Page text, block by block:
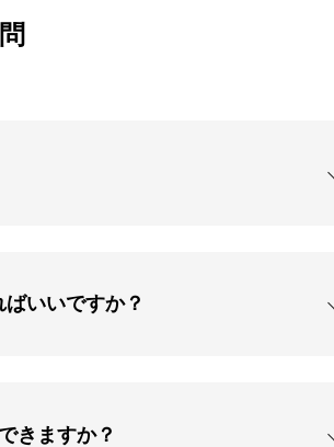
いいですか？
きますか？